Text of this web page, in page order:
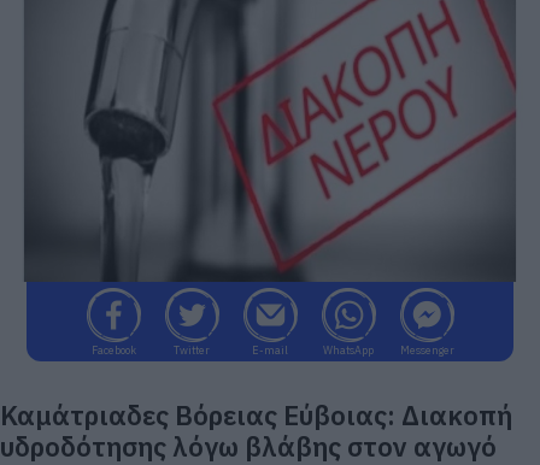
Facebook Twitter E-mail WhatsApp Messenger
Καμάτριαδες Βόρειας Εύβοιας: Διακοπή
υδροδότησης λόγω βλάβης στον αγωγό